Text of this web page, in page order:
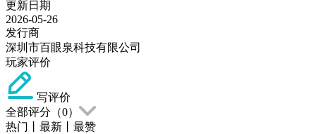
更新日期
2026-05-26
发行商
深圳市百眼泉科技有限公司
玩家评价
写评价
全部评分（0）
热门
最新
最赞